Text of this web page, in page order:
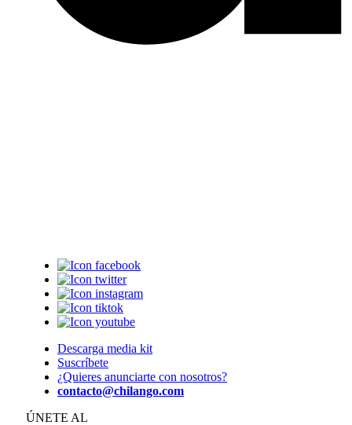
Descarga media kit
Suscríbete
¿Quieres anunciarte con nosotros?
contacto@chilango.com
ÚNETE AL